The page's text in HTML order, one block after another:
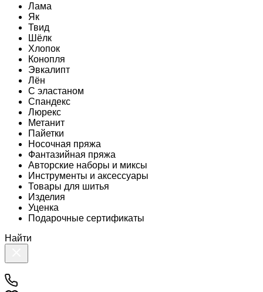
Лама
Як
Твид
Шёлк
Хлопок
Конопля
Эвкалипт
Лён
C эластаном
Спандекс
Люрекс
Метанит
Пайетки
Носочная пряжа
Фантазийная пряжа
Авторские наборы и миксы
Инструменты и аксессуары
Товары для шитья
Изделия
Уценка
Подарочные сертификаты
Найти